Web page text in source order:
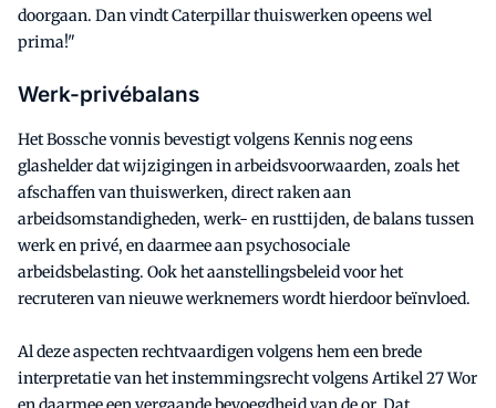
doorgaan. Dan vindt Caterpillar thuiswerken opeens wel
prima!"
Werk-privébalans
Het Bossche vonnis bevestigt volgens Kennis nog eens
glashelder dat wijzigingen in arbeidsvoorwaarden, zoals het
afschaffen van thuiswerken, direct raken aan
arbeidsomstandigheden, werk- en rusttijden, de balans tussen
werk en privé, en daarmee aan psychosociale
arbeidsbelasting. Ook het aanstellingsbeleid voor het
recruteren van nieuwe werknemers wordt hierdoor beïnvloed.
Al deze aspecten rechtvaardigen volgens hem een brede
interpretatie van het instemmingsrecht volgens Artikel 27 Wor